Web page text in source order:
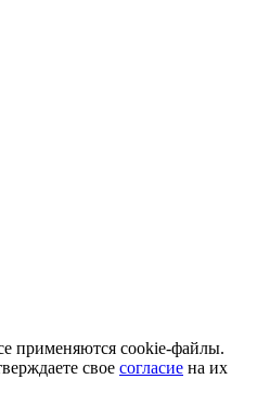
применяются cookie-файлы.
свое согласие на их